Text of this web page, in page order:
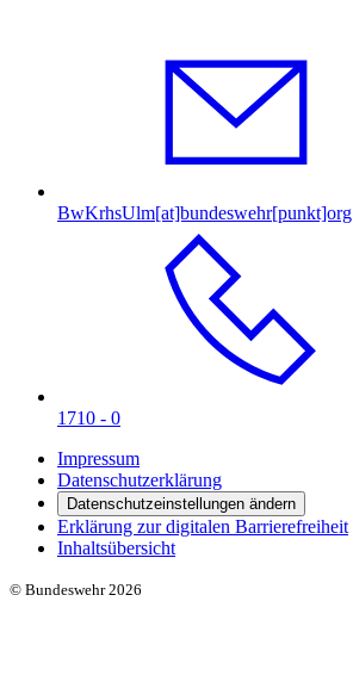
BwKrhsUlm[at]bundeswehr[punkt]org
1710 - 0
Impressum
Datenschutzerklärung
Datenschutzeinstellungen ändern
Erklärung zur digitalen Barrierefreiheit
Inhaltsübersicht
© Bundeswehr 2026